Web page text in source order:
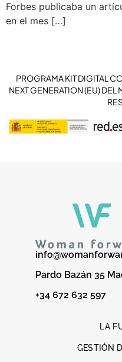
Forbes publicaba un
en el mes […]
PROGRAMA KIT DIGITAL
NEXT GENERATION (EU)
Pardo Bazán 35
+34 672 632 597
LA
GESTIÓN